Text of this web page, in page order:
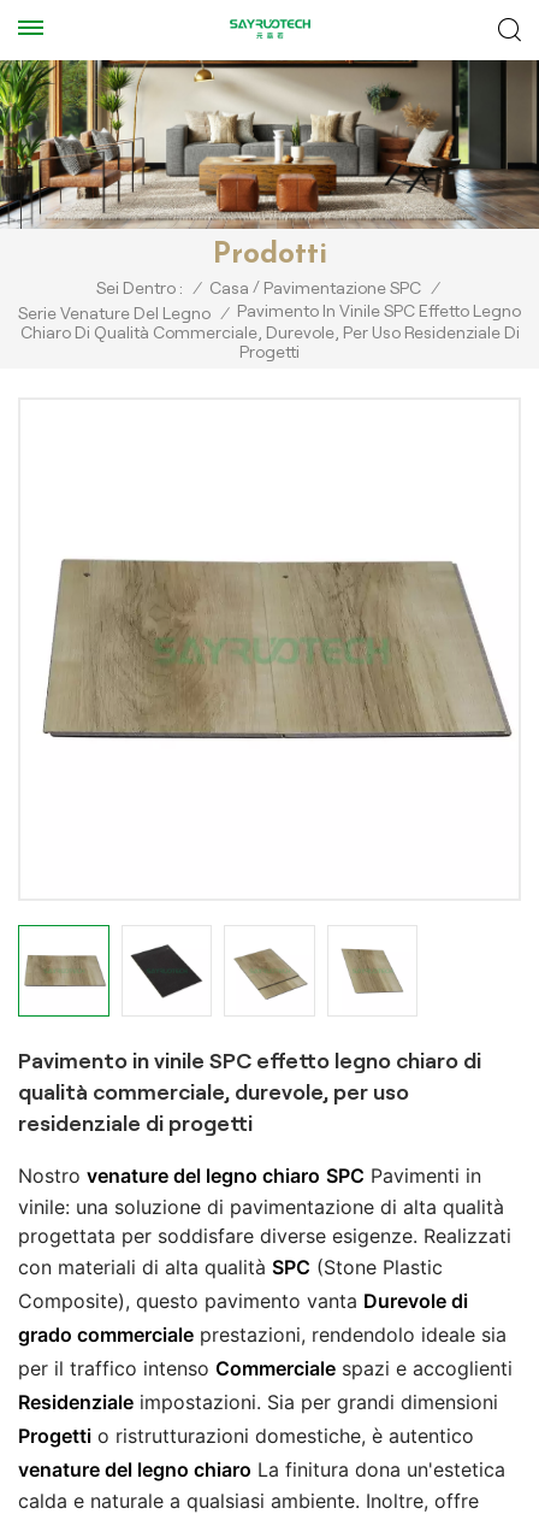
Prodotti
Sei Dentro : / Casa / Pavimentazione SPC /
Serie Venature Del Legno / Pavimento In Vinile SPC Effetto Legno
Chiaro Di Qualità Commerciale, Durevole, Per Uso Residenziale Di
Progetti
Pavimento in vinile SPC effetto legno chiaro di
qualità commerciale, durevole, per uso
residenziale di progetti
Nostro venature del legno chiaro SPC Pavimenti in
vinile: una soluzione di pavimentazione di alta qualità
progettata per soddisfare diverse esigenze. Realizzati
con materiali di alta qualità SPC (Stone Plastic
Composite), questo pavimento vanta Durevole di
grado commerciale prestazioni, rendendolo ideale sia
per il traffico intenso Commerciale spazi e accoglienti
Residenziale impostazioni. Sia per grandi dimensioni
Progetti o ristrutturazioni domestiche, è autentico
venature del legno chiaro La finitura dona un'estetica
calda e naturale a qualsiasi ambiente. Inoltre, offre